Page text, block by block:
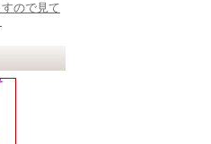
ので見て